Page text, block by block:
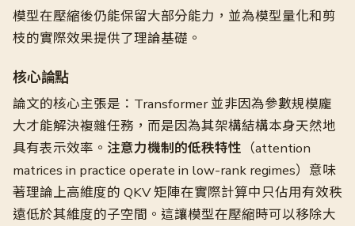
模型在壓縮後仍能保留大部分能力，並為模型量化和剪
枝的實際效果提供了理論基礎。
核心論點
論文的核心主張是：Transformer 並非因為參數規模龐
大才能解決複雜任務，而是因為其架構結構本身天然地
具有表示效率。 注意力機制的低秩特性 （attention
matrices in practice operate in low-rank regimes）意味
著理論上高維度的 QKV 矩陣在實際計算中只佔用有效秩
遠低於其維度的子空間。這讓模型在壓縮時可以移除大